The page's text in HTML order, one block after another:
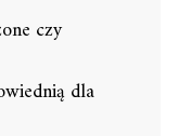
czy
dla